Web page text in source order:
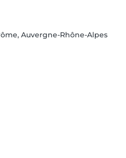
Auvergne-Rhône-Alpes